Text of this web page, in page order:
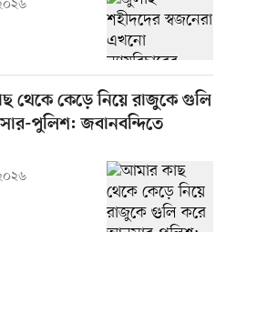
থেকে কেড়ে নিয়ে রাজুকে গুলি
পুলিশ: জবানবন্দিতে